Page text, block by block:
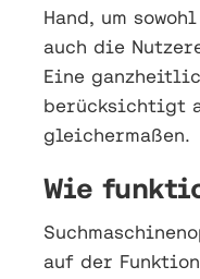
Hand, um
auch die
Eine
berücksichtigt
gleichermaßen.
Wie
auf der